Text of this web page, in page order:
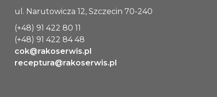
ul. Narutowicza 12, Szczecin 70-240
(+48) 91 422 80 11
(+48) 91 422 84 48
cok@rakoserwis.pl
receptura@rakoserwis.pl